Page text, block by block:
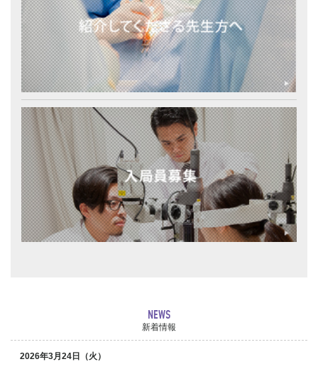
NEWS
新着情報
2026年3月24日（火）